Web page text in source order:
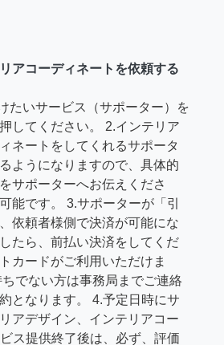
アコーディネートを依頼する
たいサービス（サポーター）を
してください。 2.インテリア
ネートをしてくれるサポータ
ようになりますので、具体的
サポーターへお伝えくださ
能です。 3.サポーターが「引
依頼者様側で決済が可能にな
たら、前払い決済をしてくだ
カードがご利用いただけま
でない方は事務局までご連絡
となります。 4.予定日時にサ
アデザイン、インテリアコー
ス提供終了後は、必ず、評価